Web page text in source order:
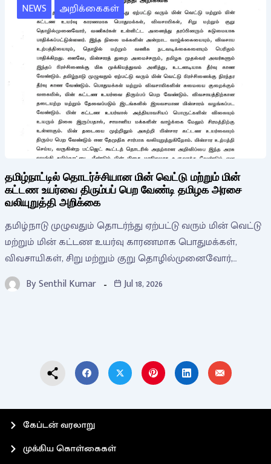
NEWS அறிக்கைகள்
தமிழ்நாட்டில் தொடர்ச்சியான மின் வெட்டு மற்றும் மின்
கட்டண உயர்வை திரும்பப் பெற வேண்டி தமிழக அரசை
வலியுறுத்தி அறிக்கை
தமிழ்நாடு முழுவதும் தொடர்ந்து ஏற்பட்டு வரும் மின் வெட்டு
மற்றும் மின் கட்டண உயர்வு காரணமாக பொதுமக்கள்,
விவசாயிகள், சிறு மற்றும் குறு தொழில்முனைவோர்,…
BySenthil Kumar Jul 18, 2026
கேப்டன் வரலாறு
முக்கிய கொள்கைகள்